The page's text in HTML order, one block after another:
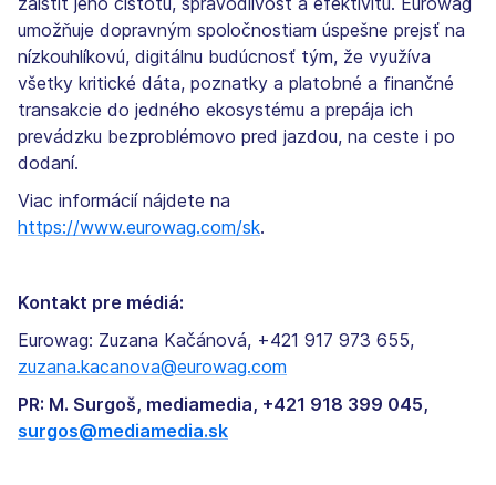
umožňuje dopravným spoločnostiam úspešne prejsť na
nízkouhlíkovú, digitálnu budúcnosť tým, že využíva
všetky kritické dáta, poznatky a platobné a finančné
transakcie do jedného ekosystému a prepája ich
prevádzku bezproblémovo pred jazdou, na ceste i po
dodaní.
Viac informácií nájdete na
https://www.eurowag.com/sk.
Kontakt pre médiá:
Eurowag: Zuzana Kačánová, +421 917 973 655,
zuzana.kacanova@eurowag.com
PR: M. Surgoš, mediamedia, +421 918 399 045,
surgos@mediamedia.sk